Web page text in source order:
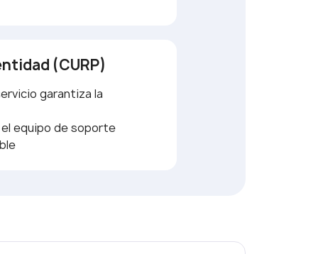
(CURP)
garantiza la
el equipo de soporte